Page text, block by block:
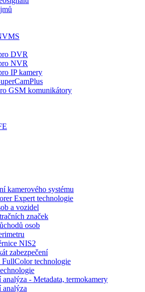
DVR
NVR
IP kamery
GSM komunikátory
kamerového systému
Expert technologie
a vozidel
značek
osob
NIS2
zabezpečení
technologie
- Metadata, termokamery
analýza